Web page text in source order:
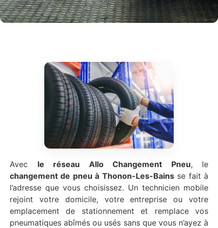
Avec le réseau Allo Changement Pneu, le
changement de pneu à Thonon-Les-Bainsse fait à
l’adresse que vous choisissez. Un technicien mobile
rejoint votre domicile, votre entreprise ou votre
emplacement de stationnement et remplace vos
pneumatiques abîmés ou usés sans que vous n’ayez à